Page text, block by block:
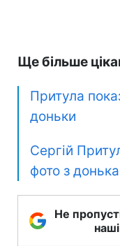
Ще більше
Притула
доньки
Сергій
фото з
Не